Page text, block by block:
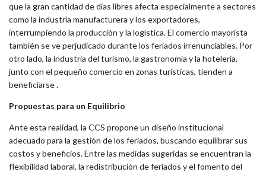
que la gran cantidad de días libres afecta especialmente a sectores
como la industria manufacturera y los exportadores,
interrumpiendo la producción y la logística. El comercio mayorista
también se ve perjudicado durante los feriados irrenunciables. Por
otro lado, la industria del turismo, la gastronomía y la hotelería,
junto con el pequeño comercio en zonas turísticas, tienden a
beneficiarse .
Propuestas para un Equilibrio
Ante esta realidad, la CCS propone un diseño institucional
adecuado para la gestión de los feriados, buscando equilibrar sus
costos y beneficios. Entre las medidas sugeridas se encuentran la
flexibilidad laboral, la redistribución de feriados y el fomento del